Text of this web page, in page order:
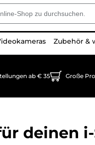
Zubehör &
ab € 35 Große
deinen